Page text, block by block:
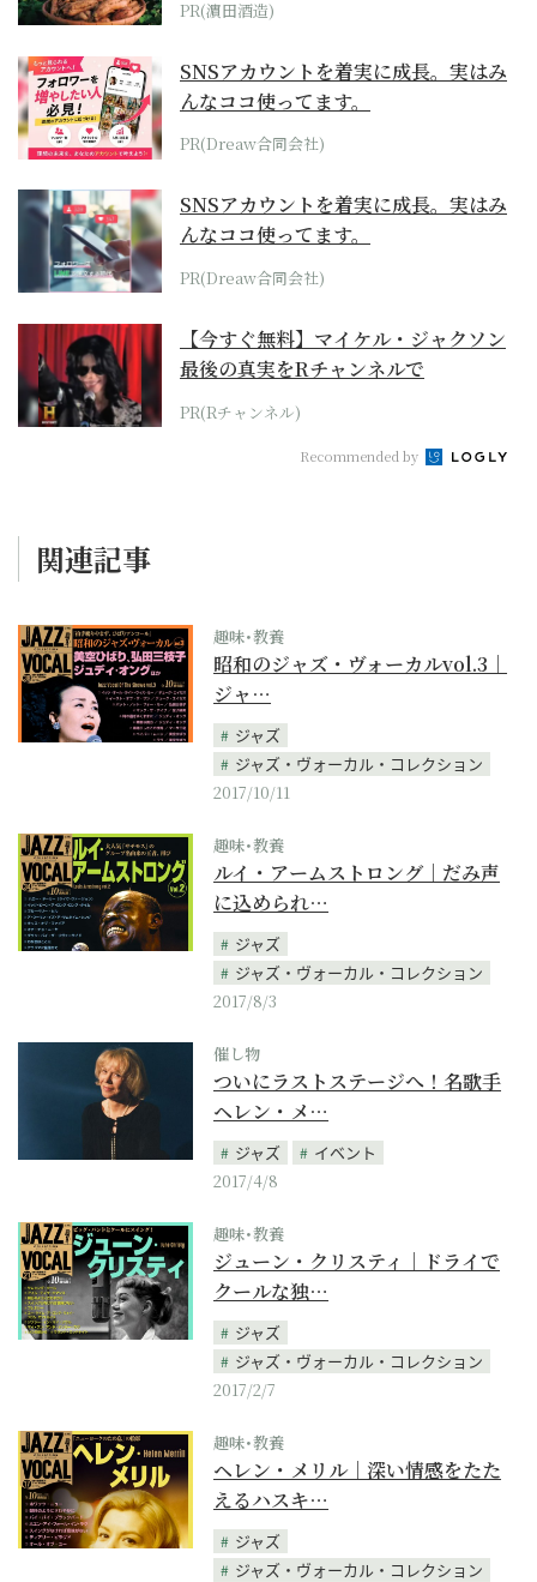
PR(濵田酒造)
SNSアカウントを着実に成長。実はみ
んなココ使ってます。
PR(Dreaw合同会社)
SNSアカウントを着実に成長。実はみ
んなココ使ってます。
PR(Dreaw合同会社)
【今すぐ無料】マイケル・ジャクソン
最後の真実をRチャンネルで
PR(Rチャンネル)
Recommended by
関連記事
趣味･教養
昭和のジャズ・ヴォーカルvol.3｜
ジャ…
ジャズ
ジャズ・ヴォーカル・コレクション
2017/10/11
趣味･教養
ルイ・アームストロング｜だみ声
に込められ…
ジャズ
ジャズ・ヴォーカル・コレクション
2017/8/3
催し物
ついにラストステージへ！名歌手
ヘレン・メ…
ジャズ
イベント
2017/4/8
趣味･教養
ジューン・クリスティ｜ドライで
クールな独…
ジャズ
ジャズ・ヴォーカル・コレクション
2017/2/7
趣味･教養
ヘレン・メリル｜深い情感をたた
えるハスキ…
ジャズ
ジャズ・ヴォーカル・コレクション